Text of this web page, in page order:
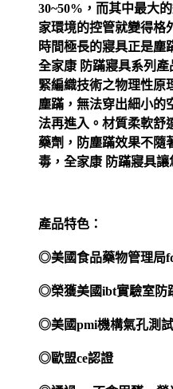
30~50% ，而其中最大
家環境的控管就變得格
時間極長的寢具正是塵
全家康 防蹣寢具系列
緊編織技術之物理性原
塵蹣，無法穿出細小的
法再進入。材質柔軟舒
藥劑，防塵蹣效果不隨
毒，全家康 防蹣寢具
產品特色：
◎美國食品藥物管理局
◎榮獲美國ibt實驗室防
◎美國pmi機構氣孔測
◎歐盟ce認證